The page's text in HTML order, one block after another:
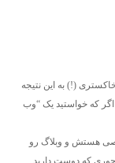
(!) به این نتیجه
که خواستید یک “وب
هستش و وبلاگ رو
که دوست دارید